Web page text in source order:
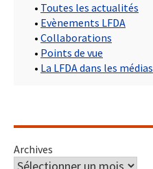
• Toutes les actualités
• Evènements LFDA
• Collaborations
• Points de vue
• La LFDA dans les médias
Archives